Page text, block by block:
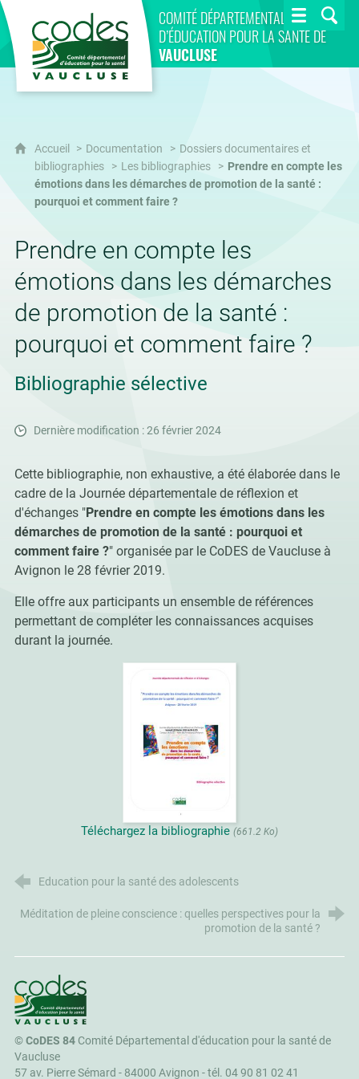
COMITÉ DÉPARTEMENTAL
D’ÉDUCATION POUR LA SANTÉ DE
VAUCLUSE
CoDES 84
Accueil Documentation
Dossiers documentaires et
bibliographies
Les bibliographies
Prendre en compte les
émotions dans les démarches de promotion de la santé :
pourquoi et comment faire ?
Prendre en compte les
émotions dans les démarches
de promotion de la santé :
pourquoi et comment faire ?
Bibliographie sélective
Dernière modification : 26 février 2024
Cette bibliographie, non exhaustive, a été élaborée dans le
cadre de la Journée départementale de réflexion et
d'échanges "Prendre en compte les émotions dans les
démarches de promotion de la santé : pourquoi et
comment faire ?" organisée par le CoDES de Vaucluse à
Avignon le 28 février 2019.
Elle offre aux participants un ensemble de références
permettant de compléter les connaissances acquises
durant la journée.
Téléchargez la bibliographie (661.2 Ko)
Education pour la santé des adolescents
Méditation de pleine conscience : quelles perspectives pour la
promotion de la santé ?
CoDES 84
©CoDES 84Comité Départemental d'éducation pour la santé de
Vaucluse
57 av. Pierre Sémard - 84000 Avignon -tél. 04 90 81 02 41